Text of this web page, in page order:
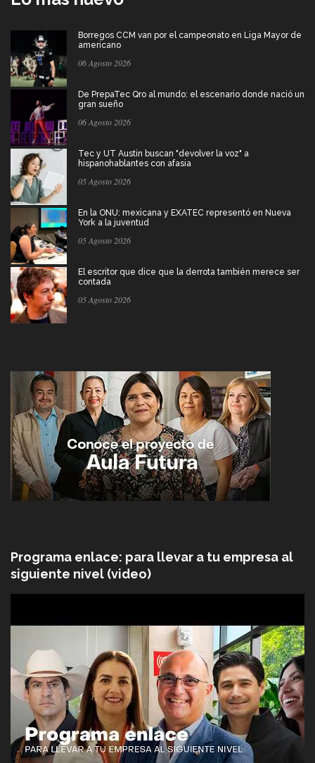
Borregos CCM van por el campeonato en Liga Mayor de
americano
06 Agosto 2026
De PrepaTec Qro al mundo: el escenario donde nació un
gran sueño
06 Agosto 2026
Tec y UT Austin buscan "devolver la voz" a
hispanohablantes con afasia
05 Agosto 2026
En la ONU: mexicana y EXATEC representó en Nueva
York a la juventud
05 Agosto 2026
El escritor que dice que la derrota también merece ser
contada
05 Agosto 2026
Programa enlace: para llevar a tu empresa al
siguiente nivel (video)